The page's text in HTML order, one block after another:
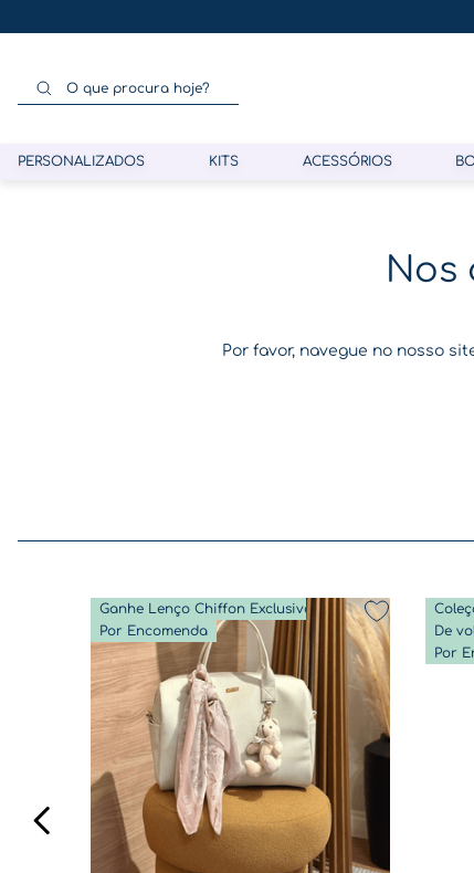
O que procura hoje?
PERSONALIZADOS KITS ACESSÓRIOS
Nos
Por favor, navegue no nosso
Ganhe Lenço Chiffon Exclusivo
Por Encomenda
Por